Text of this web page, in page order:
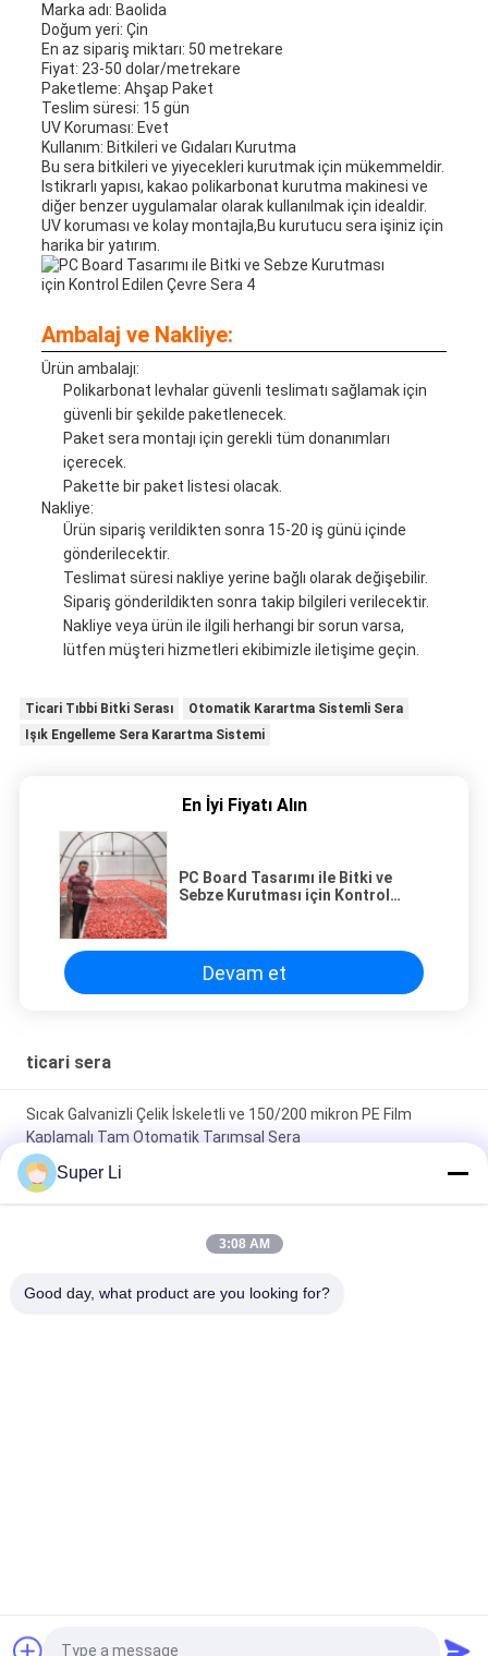
Marka adı: Baolida
Doğum yeri: Çin
En az sipariş miktarı: 50 metrekare
Fiyat: 23-50 dolar/metrekare
Paketleme: Ahşap Paket
Teslim süresi: 15 gün
UV Koruması: Evet
Kullanım: Bitkileri ve Gıdaları Kurutma
Bu sera bitkileri ve yiyecekleri kurutmak için mükemmeldir.
Istikrarlı yapısı, kakao polikarbonat kurutma makinesi ve
diğer benzer uygulamalar olarak kullanılmak için idealdir.
UV koruması ve kolay montajla,Bu kurutucu sera işiniz için
harika bir yatırım.
Ambalaj ve Nakliye:
Ürün ambalajı:
Polikarbonat levhalar güvenli teslimatı sağlamak için
güvenli bir şekilde paketlenecek.
Paket sera montajı için gerekli tüm donanımları
içerecek.
Pakette bir paket listesi olacak.
Nakliye:
Ürün sipariş verildikten sonra 15-20 iş günü içinde
gönderilecektir.
Teslimat süresi nakliye yerine bağlı olarak değişebilir.
Sipariş gönderildikten sonra takip bilgileri verilecektir.
Nakliye veya ürün ile ilgili herhangi bir sorun varsa,
lütfen müşteri hizmetleri ekibimizle iletişime geçin.
Ticari Tıbbi Bitki Serası
Otomatik Karartma Sistemli Sera
Işık Engelleme Sera Karartma Sistemi
En İyi Fiyatı Alın
PC Board Tasarımı ile Bitki ve
Sebze Kurutması için Kontrol
Devam et
ticari sera
Sıcak Galvanizli Çelik İskeletli ve 150/200 mikron PE Film
Kaplamalı Tam Otomatik Tarımsal Sera
Tek Açıklıklı Yüksek Tünel Sera, Sıcak Daldırma Galvanizli Çelik
Boru İskeletli ve 150/200 mikron PE Film Kaplamalı, Manuel
veya Elektrikli Yan Açılır Havalandırmalı
Kaplama ile Kalıcı Tek Aralıklı Tünel Sera
Super Li
3:08 AM
Good day, what product are you looking for?